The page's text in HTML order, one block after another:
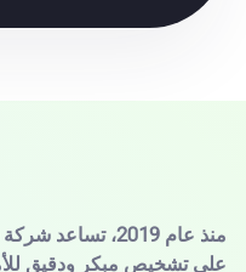
على تشخيص مبكر ودقيق